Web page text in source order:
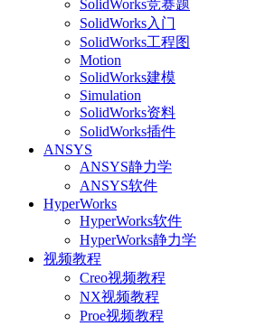
SolidWorks竞赛题
SolidWorks入门
SolidWorks工程图
Motion
SolidWorks建模
Simulation
SolidWorks资料
SolidWorks插件
ANSYS
ANSYS静力学
ANSYS软件
HyperWorks
HyperWorks软件
HyperWorks静力学
视频教程
Creo视频教程
NX视频教程
Proe视频教程